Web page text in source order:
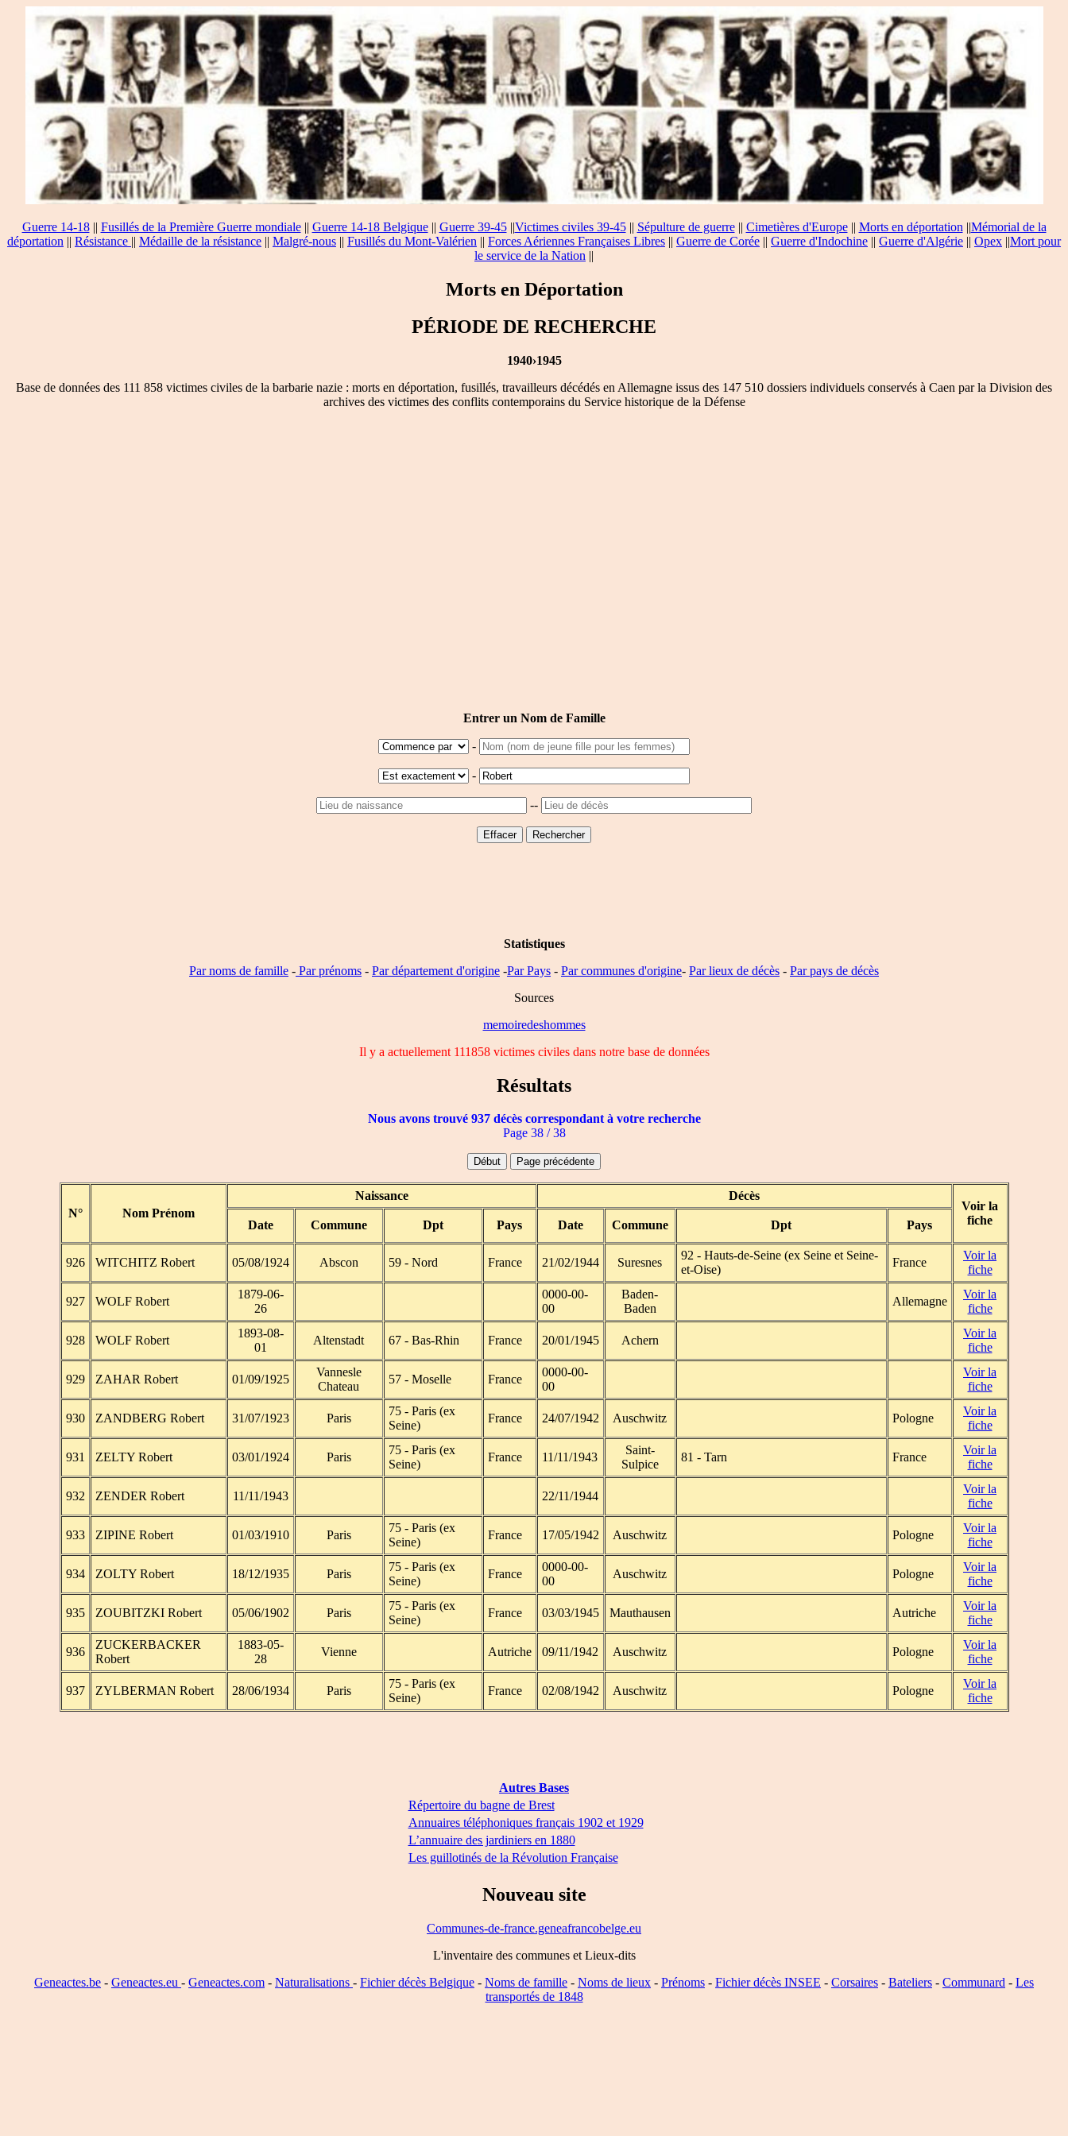
Guerre 14-18|| Fusillés de la Première Guerre mondiale|| Guerre 14-18 Belgique|| Guerre 39-45||Victimes civiles 39-45|| Sépulture de guerre|| Cimetières d'Europe|| Morts en déportation ||Mémorial de la
déportation || Résistance || Médaille de la résistance || Malgré-nous || Fusillés du Mont-Valérien || Forces Aériennes Françaises Libres || Guerre de Corée || Guerre d'Indochine || Guerre d'Algérie || Opex ||Mort pour
le service de la Nation ||
Morts en Déportation
PÉRIODE DE RECHERCHE
1940›1945
Base de données des 111 858 victimes civiles de la barbarie nazie : morts en déportation, fusillés, travailleurs décédés en Allemagne issus des 147 510 dossiers individuels conservés à Caen par la Division des
archives des victimes des conflits contemporains du Service historique de la Défense
Entrer un Nom de Famille
-
-
--
Statistiques
Par noms de famille - Par prénoms - Par département d'origine -Par Pays - Par communes d'origine- Par lieux de décès - Par pays de décès
Sources
memoiredeshommes
Il y a actuellement 111858 victimes civiles dans notre base de données
Résultats
Nous avons trouvé 937 décès correspondant à votre recherche
Page 38 / 38
N° Nom Prénom
Naissance Décès
Voir la
fiche
Date Commune Dpt Pays Date Commune Dpt Pays
926 WITCHITZ Robert 05/08/1924 Abscon 59 - Nord France 21/02/1944 Suresnes
92 - Hauts-de-Seine (ex Seine et Seine-
et-Oise)
France
Voir la
fiche
927 WOLF Robert
1879-06-
26
0000-00-
00
Baden-
Baden
Allemagne
Voir la
fiche
928 WOLF Robert
1893-08-
01
Altenstadt 67 - Bas-Rhin France 20/01/1945 Achern
Voir la
fiche
929 ZAHAR Robert 01/09/1925
Vannesle
Chateau
57 - Moselle France
0000-00-
00
Voir la
fiche
930 ZANDBERG Robert 31/07/1923 Paris
75 - Paris (ex
Seine)
France 24/07/1942 Auschwitz Pologne
Voir la
fiche
931 ZELTY Robert 03/01/1924 Paris
75 - Paris (ex
Seine)
France 11/11/1943
Saint-
Sulpice
81 - Tarn France
Voir la
fiche
932 ZENDER Robert 11/11/1943 22/11/1944
Voir la
fiche
933 ZIPINE Robert 01/03/1910 Paris
75 - Paris (ex
Seine)
France 17/05/1942 Auschwitz Pologne
Voir la
fiche
934 ZOLTY Robert 18/12/1935 Paris
75 - Paris (ex
Seine)
France
0000-00-
00
Auschwitz Pologne
Voir la
fiche
935 ZOUBITZKI Robert 05/06/1902 Paris
75 - Paris (ex
Seine)
France 03/03/1945 Mauthausen Autriche
Voir la
fiche
936
ZUCKERBACKER
Robert
1883-05-
28
Vienne Autriche 09/11/1942 Auschwitz Pologne
Voir la
fiche
937 ZYLBERMAN Robert 28/06/1934 Paris
75 - Paris (ex
Seine)
France 02/08/1942 Auschwitz Pologne
Voir la
fiche
Autres Bases
Répertoire du bagne de Brest
Annuaires téléphoniques français 1902 et 1929
L’annuaire des jardiniers en 1880
Les guillotinés de la Révolution Française
Nouveau site
Communes-de-france.geneafrancobelge.eu
L'inventaire des communes et Lieux-dits
Geneactes.be - Geneactes.eu - Geneactes.com - Naturalisations - Fichier décès Belgique - Noms de famille - Noms de lieux - Prénoms - Fichier décès INSEE - Corsaires - Bateliers - Communard - Les
transportés de 1848